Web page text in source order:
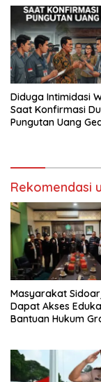
Diduga Intimidasi
Saat Konfirmasi
Pungutan Uang
Rekomendasi
Masyarakat
Dapat Akses
Bantuan Hukum